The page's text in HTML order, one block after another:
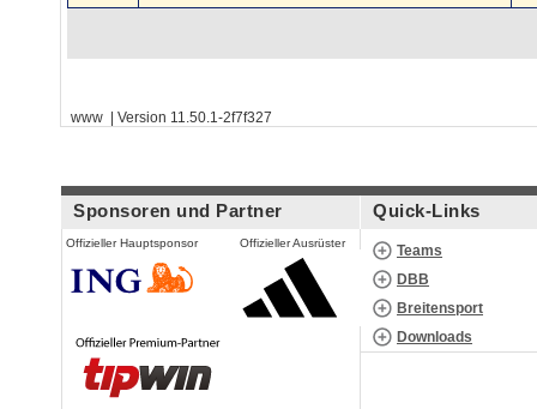
www | Version 11.50.1-2f7f327
Sponsoren und Partner
Offizieller Hauptsponsor Offizieller Ausrüster
Quick-Links
Teams
DBB
Breitensport
Downloads